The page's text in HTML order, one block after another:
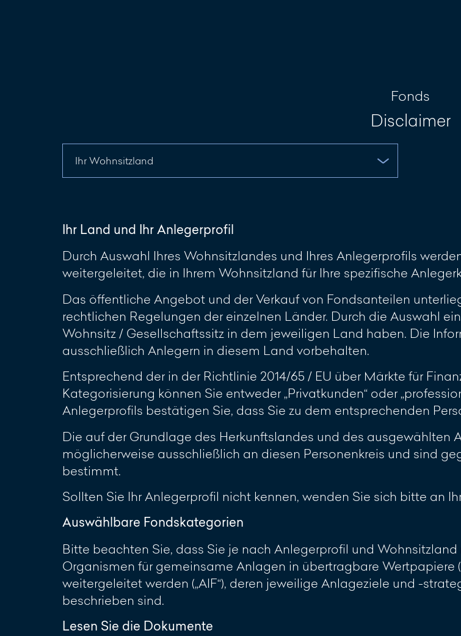
Fonds
Disclaimer
Ihr Land und Ihr Anlegerprofil
Durch Auswahl Ihres Wohnsitzlandes und Ihres Anlegerprofils
weitergeleitet, die in Ihrem Wohnsitzland für Ihre spezifische
Das öffentliche Angebot und der Verkauf von Fondsanteilen
rechtlichen Regelungen der einzelnen Länder. Durch die Auswahl
Wohnsitz / Gesellschaftssitz in dem jeweiligen Land haben. Die
ausschließlich Anlegern in diesem Land vorbehalten.
Entsprechend der in der Richtlinie 2014/65 / EU über Märkte für
Kategorisierung können Sie entweder „Privatkunden“ oder
Anlegerprofils bestätigen Sie, dass Sie zu dem entsprechenden
Die auf der Grundlage des Herkunftslandes und des ausgewählten
möglicherweise ausschließlich an diesen Personenkreis und sind
bestimmt.
Sollten Sie Ihr Anlegerprofil nicht kennen, wenden Sie sich bitte an
Auswählbare Fondskategorien
Bitte beachten Sie, dass Sie je nach Anlegerprofil und
Organismen für gemeinsame Anlagen in übertragbare Wertpapiere
weitergeleitet werden („AIF“), deren jeweilige Anlageziele und -
beschrieben sind.
Lesen Sie die Dokumente